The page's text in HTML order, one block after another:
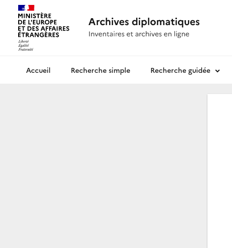
Archives diplomatiquesRecherche simple Recherche guidée